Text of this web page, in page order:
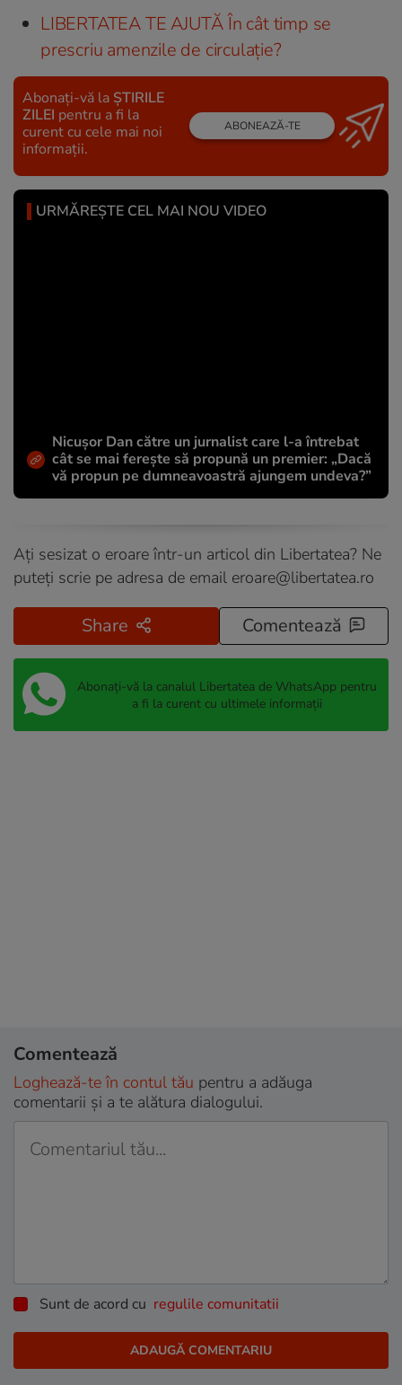
LIBERTATEA TE AJUTĂ În cât timp se
prescriu amenzile de circulaţie?
Abonați-vă la ȘTIRILE
ZILEI pentru a fi la
curent cu cele mai noi
informații.
ABONEAZĂ-TE
URMĂREȘTE CEL MAI NOU VIDEO
Nicușor Dan către un jurnalist care l-a întrebat
cât se mai ferește să propună un premier: „Dacă
vă propun pe dumneavoastră ajungem undeva?”
Ați sesizat o eroare într-un articol din Libertatea? Ne
puteți scrie pe adresa de email eroare@libertatea.ro
Share Comentează
Abonați-vă la canalul Libertatea de WhatsApp pentru
a fi la curent cu ultimele informații
Comentează
Loghează-te în contul tău pentru a adăuga
comentarii și a te alătura dialogului.
Sunt de acord cu regulile comunitatii